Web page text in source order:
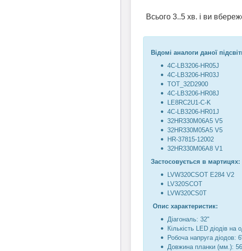
Всього 3..5 хв. і ви
Відомі аналоги даної
4C-LB3206-HR05J
4C-LB3206-HR03J
TOT_32D2900
4C-LB3206-HR08J
LE8RC2U1-C-K
4C-LB3206-HR01J
32HR330M06A5 V5
32HR330M05A5 V5
HR-37815-12002
32HR330M06A8 V1
Застосовується в мартицях:
LVW320CSOT E284 V2
LV320SCOT
LVW320CS0T
Опис характеристик:
Діагональ: 32"
Кількість LED діодів на
Робоча напруга діодов:
Довжина планки (мм.):